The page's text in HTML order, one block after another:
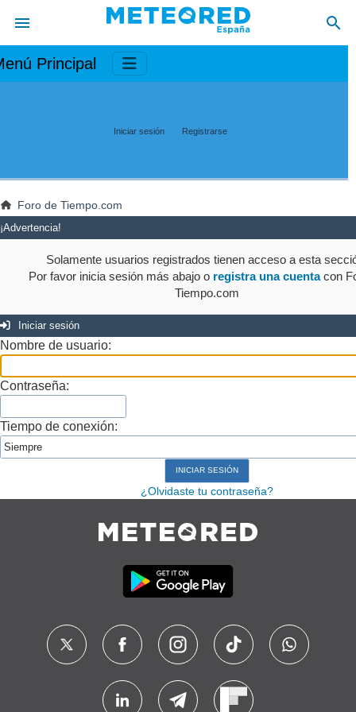
Principal
Iniciar sesión Registrarse
Foro de Tiempo.com
¡Advertencia!
Solamente usuarios registrados tienen acceso a esta
Por favor inicia sesión más abajo o registra una cuentacon
Tiempo.com
Iniciar sesión
Nombre de usuario:
Contraseña:
Tiempo de conexión:
¿Olvidaste tu contraseña?